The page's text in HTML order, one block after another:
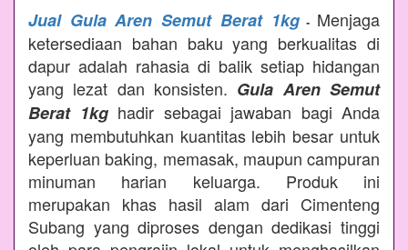
Jual Gula Aren Semut Berat 1kg- Menjaga
ketersediaan bahan baku yang berkualitas di
dapur adalah rahasia di balik setiap hidangan
yang lezat dan konsisten. Gula Aren Semut
Berat 1kghadir sebagai jawaban bagi Anda
yang membutuhkan kuantitas lebih besar untuk
keperluan baking, memasak, maupun campuran
minuman harian keluarga. Produk ini
merupakan khas hasil alam dari Cimenteng
Subang yang diproses dengan dedikasi tinggi